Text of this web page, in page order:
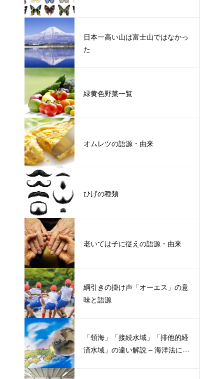
日本一高い山は富士山ではなかっ
た
緑黄色野菜一覧
オムレツの語源・由来
ひげの種類
老いては子に従えの語源・由来
綱引きの掛け声「オーエス」の意
味と語源
「領海」「接続水域」「排他的経
済水域」の違い解説 – 海洋法にお